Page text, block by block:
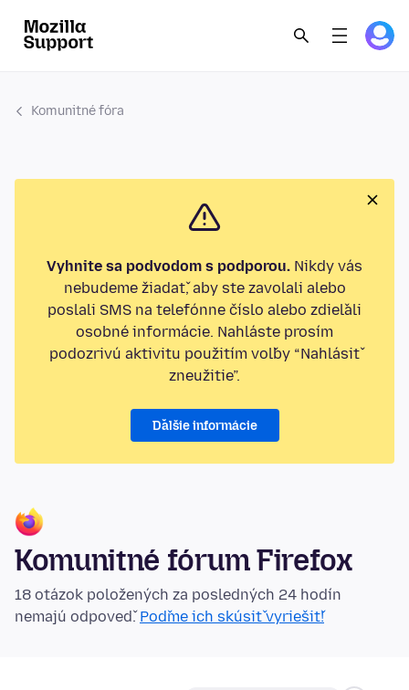
Komunitné fóra
Vyhnite sa podvodom s podporou. Nikdy vás
nebudeme žiadať, aby ste zavolali alebo
poslali SMS na telefónne číslo alebo zdieľali
osobné informácie. Nahláste prosím
podozrivú aktivitu použitím voľby “Nahlásiť
zneužitie”.
Ďalšie informácie
Komunitné fórum Firefox
18 otázok položených za posledných 24 hodín
nemajú odpoveď.Poďme ich skúsiť vyriešiť!